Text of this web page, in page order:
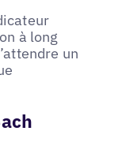
à long
un